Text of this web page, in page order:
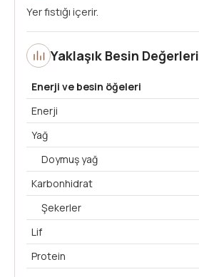
Yaklaşık Besin Değerleri
Enerji ve besin öğeleri
Enerji
Yağ
Doymuş yağ
Karbonhidrat
Şekerler
Lif
Protein
Yer fıstığı içerir.